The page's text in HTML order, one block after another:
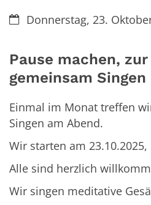
Datum:Donnerstag, 23.
Pause machen,
gemeinsam Singen
Einmal im Monat treffen
Singen am Abend.
Wir starten am 23.10.2025,
Alle sind herzlich
Wir singen meditative